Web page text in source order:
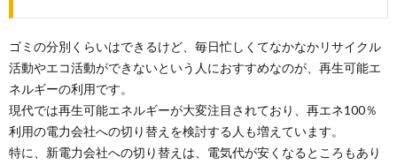
ゴミの分別くらいはできるけど、毎日忙しくてなかなかリサイクル
活動やエコ活動ができないという人におすすめなのが、再生可能エ
ネルギーの利用です。
現代では再生可能エネルギーが大変注目されており、再エネ100％
利用の電力会社への切り替えを検討する人も増えています。
特に、新電力会社への切り替えは、電気代が安くなるところもあり